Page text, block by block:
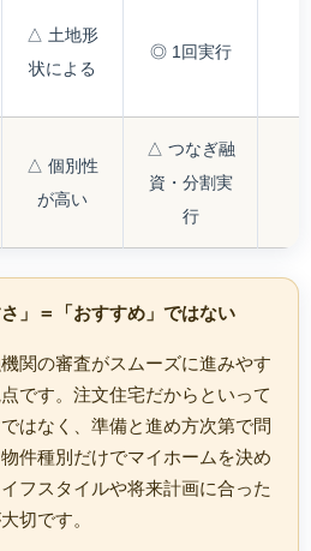
△ 土地形
状による
◎ 1回実行
△ 個別性
が高い
△ つなぎ融
資・分割実
行
」＝「おすすめ」ではない
機関の審査がスムーズに進みやす
です。注文住宅だからといって
はなく、準備と進め方次第で問
件種別だけでマイホームを決め
フスタイルや将来計画に合った
切です。